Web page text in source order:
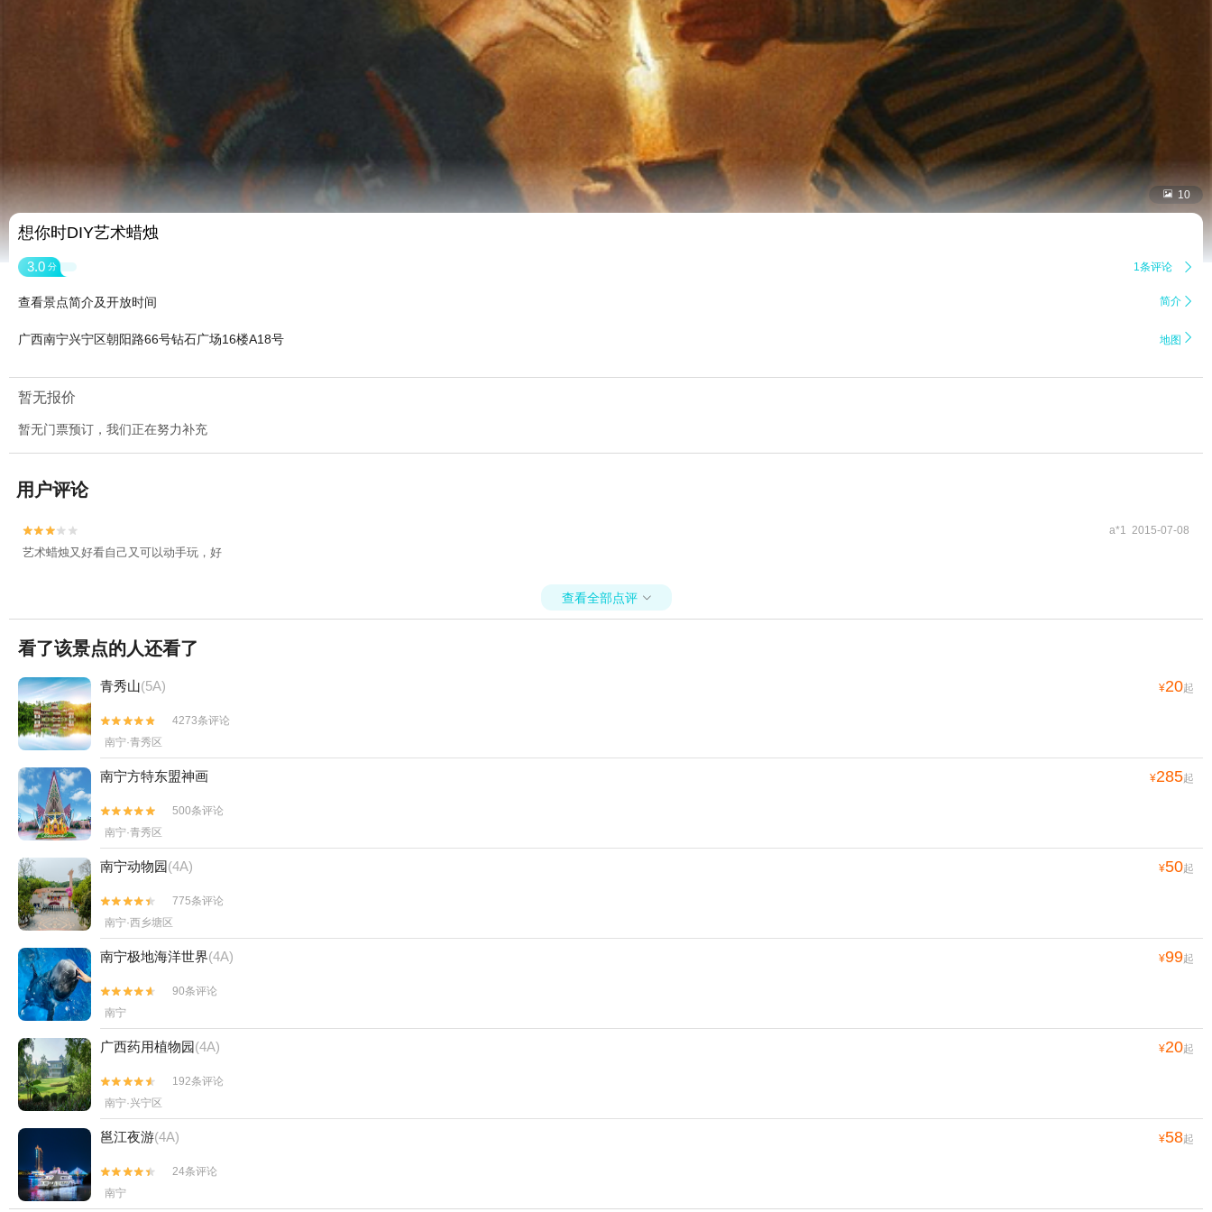
 10
想你时DIY艺术蜡烛
3.0 分 1条评论 
查看景点简介及开放时间 简介 
广西南宁兴宁区朝阳路66号钻石广场16楼A18号 地图 
暂无报价
暂无门票预订，我们正在努力补充
用户评论

 a*1 2015-07-08
艺术蜡烛又好看自己又可以动手玩，好
查看全部点评 
看了该景点的人还看了
青秀山(5A) ¥20起


4273条评论
南宁·青秀区
南宁方特东盟神画 ¥285起


500条评论
南宁·青秀区
南宁动物园(4A) ¥50起


775条评论
南宁·西乡塘区
南宁极地海洋世界(4A) ¥99起


90条评论
南宁
广西药用植物园(4A) ¥20起


192条评论
南宁·兴宁区
邕江夜游(4A) ¥58起


24条评论
南宁